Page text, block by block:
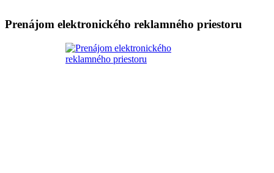
Prenájom elektronického reklamného priestoru